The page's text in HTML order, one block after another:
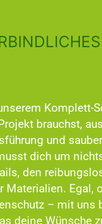
Komplett-
brauchst,
und
dich um
den
Materialien. Egal,
– mit uns
deine Wünsche